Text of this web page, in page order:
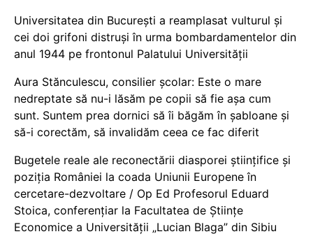
Universitatea din București a reamplasat vulturul și
cei doi grifoni distruși în urma bombardamentelor din
anul 1944 pe frontonul Palatului Universității
Aura Stănculescu, consilier școlar: Este o mare
nedreptate să nu-i lăsăm pe copii să fie așa cum
sunt. Suntem prea dornici să îi băgăm în șabloane și
să-i corectăm, să invalidăm ceea ce fac diferit
Bugetele reale ale reconectării diasporei științifice și
poziția României la coada Uniunii Europene în
cercetare-dezvoltare / Op Ed Profesorul Eduard
Stoica, conferențiar la Facultatea de Științe
Economice a Universității „Lucian Blaga” din Sibiu